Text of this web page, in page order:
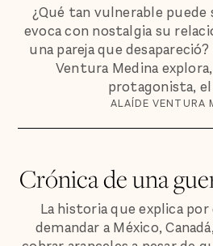
¿Qué tan vulnerable puede
evoca con nostalgia su
una pareja que
Ventura Medina
protagonista,
ALAÍDE VENTURA
Crónica de una
La historia que explica
demandar a México,